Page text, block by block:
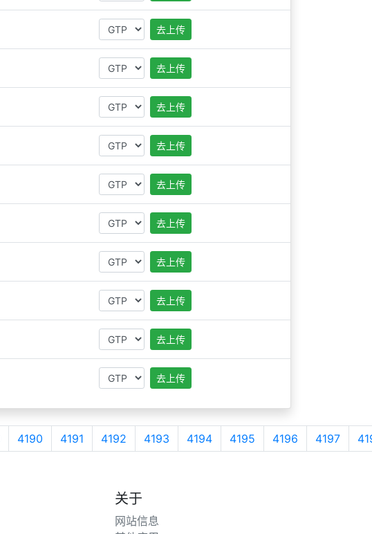
去上传
去上传
去上传
去上传
去上传
去上传
去上传
去上传
去上传
去上传
4190 4191 4192 4193 4194 4195 4196 4197
关于
网站信息